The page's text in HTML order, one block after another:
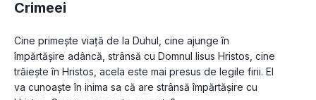
Crimeei
Cine primește viață de la Duhul, cine ajunge în
împărtășire adâncă, strânsă cu Domnul Iisus Hristos, cine
trăiește în Hristos, acela este mai presus de legile firii. El
va cunoaște în inima sa că are strânsă împărtășire cu